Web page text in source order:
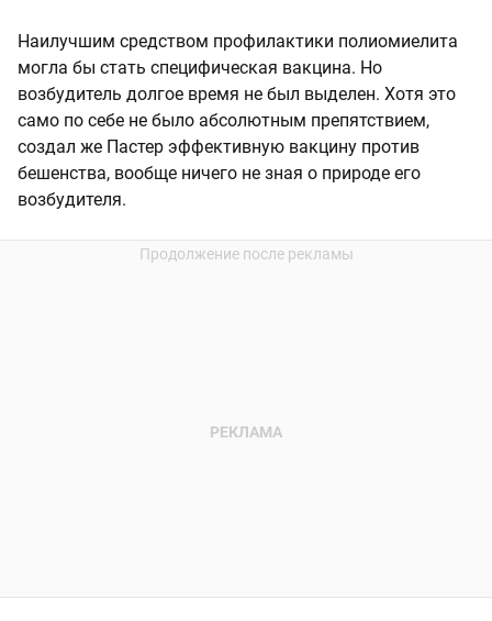
Наилучшим средством профилактики полиомиелита
могла бы стать специфическая вакцина. Но
возбудитель долгое время не был выделен. Хотя это
само по себе не было абсолютным препятствием,
создал же Пастер эффективную вакцину против
бешенства, вообще ничего не зная о природе его
возбудителя.